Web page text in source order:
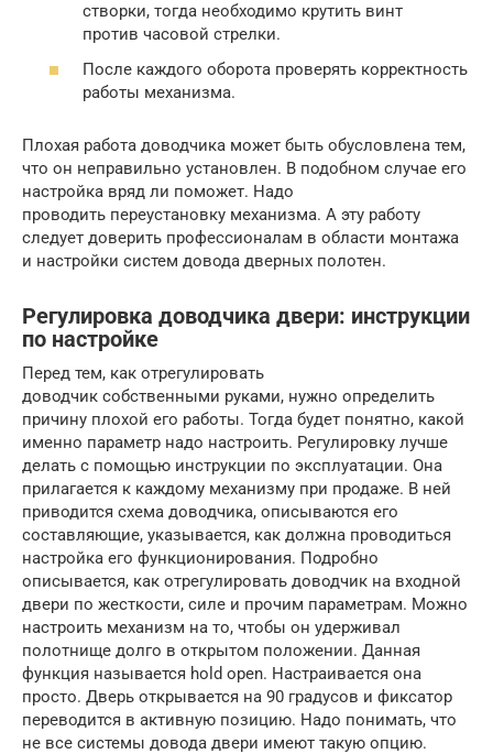
створки, тогда необходимо крутить винт
против часовой стрелки.
После каждого оборота проверять корректность
работы механизма.
Плохая работа доводчика может быть обусловлена тем,
что он неправильно установлен. В подобном случае его
настройка вряд ли поможет. Надо
проводить переустановку механизма. А эту работу
следует доверить профессионалам в области монтажа
и настройки систем довода дверных полотен.
Регулировка доводчика двери: инструкции
по настройке
Перед тем, как отрегулировать
доводчик собственными руками, нужно определить
причину плохой его работы. Тогда будет понятно, какой
именно параметр надо настроить. Регулировку лучше
делать с помощью инструкции по эксплуатации. Она
прилагается к каждому механизму при продаже. В ней
приводится схема доводчика, описываются его
составляющие, указывается, как должна проводиться
настройка его функционирования. Подробно
описывается, как отрегулировать доводчик на входной
двери по жесткости, силе и прочим параметрам. Можно
настроить механизм на то, чтобы он удерживал
полотнище долго в открытом положении. Данная
функция называется hold open. Настраивается она
просто. Дверь открывается на 90 градусов и фиксатор
переводится в активную позицию. Надо понимать, что
не все системы довода двери имеют такую опцию.